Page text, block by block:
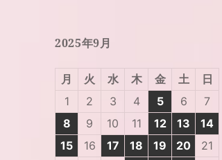
ー
2025年9月
月 火 水 木 金 土
日
1
2 3 4 5 6
7
8
9 10 11 12 13
14
15
16 17 18 19 20
21